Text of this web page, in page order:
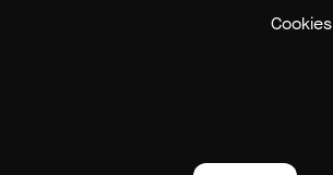
Cookies